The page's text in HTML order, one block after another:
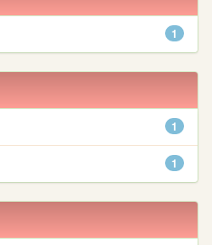
1
1
1